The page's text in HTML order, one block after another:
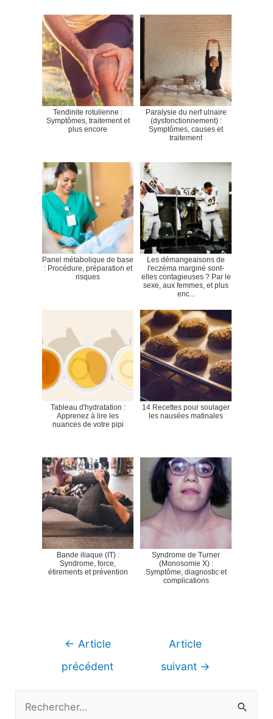
Tendinite rotulienne :
Symptômes, traitement et
plus encore
Paralysie du nerf ulnaire
(dysfonctionnement) :
Symptômes, causes et
traitement
Panel métabolique de base
: Procédure, préparation et
risques
Les démangeaisons de
l'eczéma marginé sont-
elles contagieuses ? Par le
sexe, aux femmes, et plus
enc...
Tableau d'hydratation :
Apprenez à lire les
nuances de votre pipi
14 Recettes pour soulager
les nausées matinales
Bande iliaque (IT) :
Syndrome, force,
étirements et prévention
Syndrome de Turner
(Monosomie X) :
Symptôme, diagnostic et
complications
Navigation
← Article
précédent
Article
suivant →